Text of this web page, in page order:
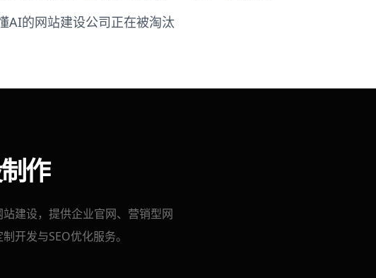
AI的网站建设公司正在被淘汰
作
建设，提供企业官网、营销型网
开发与SEO优化服务。